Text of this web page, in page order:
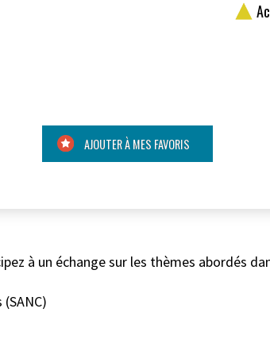
AJOUTER À MES FAVORIS
à un échange sur les thèmes abordés